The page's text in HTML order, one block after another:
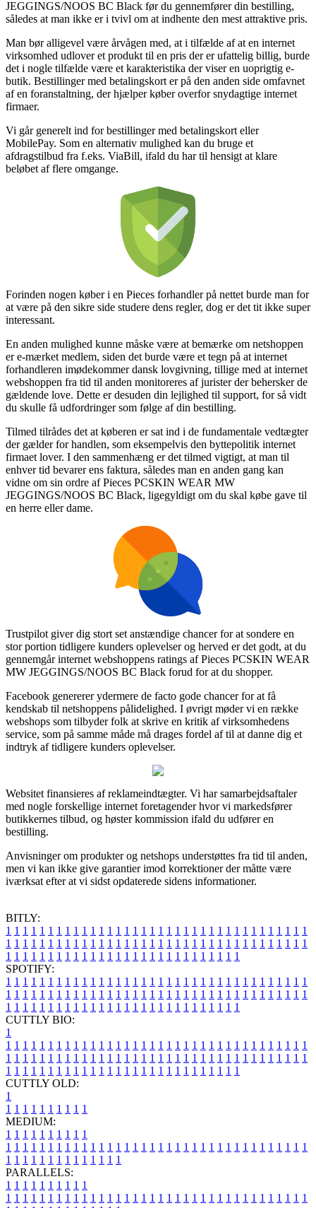
JEGGINGS/NOOS BC Black før du gennemfører din bestilling,
således at man ikke er i tvivl om at indhente den mest attraktive pris.
Man bør alligevel være årvågen med, at i tilfælde af at en internet
virksomhed udlover et produkt til en pris der er ufattelig billig, burde
det i nogle tilfælde være et karakteristika der viser en uoprigtig e-
butik. Bestillinger med betalingskort er på den anden side omfavnet
af en foranstaltning, der hjælper køber overfor snydagtige internet
firmaer.
Vi går generelt ind for bestillinger med betalingskort eller
MobilePay. Som en alternativ mulighed kan du bruge et
afdragstilbud fra f.eks. ViaBill, ifald du har til hensigt at klare
beløbet af flere omgange.
Forinden nogen køber i en Pieces forhandler på nettet burde man for
at være på den sikre side studere dens regler, dog er det tit ikke super
interessant.
En anden mulighed kunne måske være at bemærke om netshoppen
er e-mærket medlem, siden det burde være et tegn på at internet
forhandleren imødekommer dansk lovgivning, tillige med at internet
webshoppen fra tid til anden monitoreres af jurister der behersker de
gældende love. Dette er desuden din lejlighed til support, for så vidt
du skulle få udfordringer som følge af din bestilling.
Tilmed tilrådes det at køberen er sat ind i de fundamentale vedtægter
der gælder for handlen, som eksempelvis den byttepolitik internet
firmaet lover. I den sammenhæng er det tilmed vigtigt, at man til
enhver tid bevarer ens faktura, således man en anden gang kan
vidne om sin ordre af Pieces PCSKIN WEAR MW
JEGGINGS/NOOS BC Black, ligegyldigt om du skal købe gave til
en herre eller dame.
Trustpilot giver dig stort set anstændige chancer for at sondere en
stor portion tidligere kunders oplevelser og herved er det godt, at du
gennemgår internet webshoppens ratings af Pieces PCSKIN WEAR
MW JEGGINGS/NOOS BC Black forud for at du shopper.
Facebook genererer ydermere de facto gode chancer for at få
kendskab til netshoppens pålidelighed. I øvrigt møder vi en række
webshops som tilbyder folk at skrive en kritik af virksomhedens
service, som på samme måde må drages fordel af til at danne dig et
indtryk af tidligere kunders oplevelser.
Websitet finansieres af reklameindtægter. Vi har samarbejdsaftaler
med nogle forskellige internet foretagender hvor vi markedsfører
butikkernes tilbud, og høster kommission ifald du udfører en
bestilling.
Anvisninger om produkter og netshops understøttes fra tid til anden,
men vi kan ikke give garantier imod korrektioner der måtte være
iværksat efter at vi sidst opdaterede sidens informationer.
BITLY:
1 1 1 1 1 1 1 1 1 1 1 1 1 1 1 1 1 1 1 1 1 1 1 1 1 1 1 1 1 1 1 1 1 1 1 1
1 1 1 1 1 1 1 1 1 1 1 1 1 1 1 1 1 1 1 1 1 1 1 1 1 1 1 1 1 1 1 1 1 1 1 1
1 1 1 1 1 1 1 1 1 1 1 1 1 1 1 1 1 1 1 1 1 1 1 1 1 1 1 1
SPOTIFY:
1 1 1 1 1 1 1 1 1 1 1 1 1 1 1 1 1 1 1 1 1 1 1 1 1 1 1 1 1 1 1 1 1 1 1 1
1 1 1 1 1 1 1 1 1 1 1 1 1 1 1 1 1 1 1 1 1 1 1 1 1 1 1 1 1 1 1 1 1 1 1 1
1 1 1 1 1 1 1 1 1 1 1 1 1 1 1 1 1 1 1 1 1 1 1 1 1 1 1 1
CUTTLY BIO:
1
1 1 1 1 1 1 1 1 1 1 1 1 1 1 1 1 1 1 1 1 1 1 1 1 1 1 1 1 1 1 1 1 1 1 1 1
1 1 1 1 1 1 1 1 1 1 1 1 1 1 1 1 1 1 1 1 1 1 1 1 1 1 1 1 1 1 1 1 1 1 1 1
1 1 1 1 1 1 1 1 1 1 1 1 1 1 1 1 1 1 1 1 1 1 1 1 1 1 1 1
CUTTLY OLD:
1
1 1 1 1 1 1 1 1 1 1
MEDIUM:
1 1 1 1 1 1 1 1 1 1
1 1 1 1 1 1 1 1 1 1 1 1 1 1 1 1 1 1 1 1 1 1 1 1 1 1 1 1 1 1 1 1 1 1 1 1
1 1 1 1 1 1 1 1 1 1 1 1 1 1
PARALLELS:
1 1 1 1 1 1 1 1 1 1
1 1 1 1 1 1 1 1 1 1 1 1 1 1 1 1 1 1 1 1 1 1 1 1 1 1 1 1 1 1 1 1 1 1 1 1